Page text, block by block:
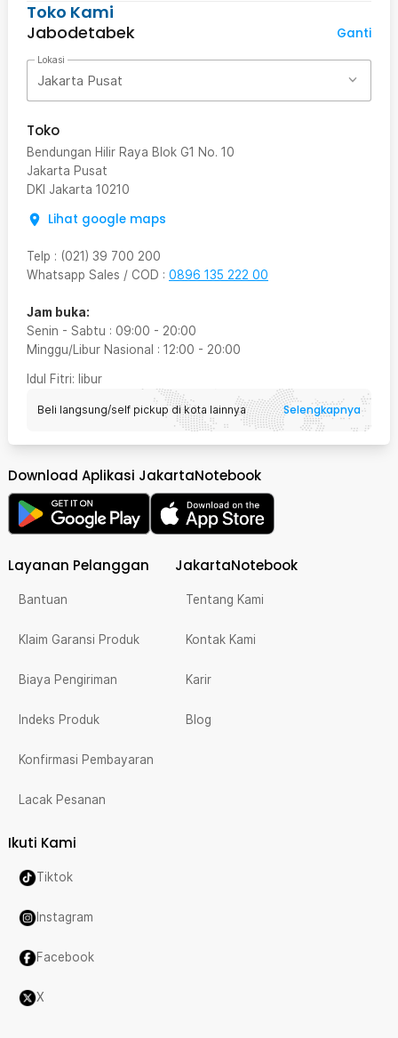
Toko Kami
Jabodetabek
Ganti
Lokasi
Jakarta Pusat
Toko
Bendungan Hilir Raya Blok G1 No. 10
Jakarta Pusat
DKI Jakarta 10210
Lihat google maps
Telp : (021) 39 700 200
Whatsapp Sales / COD : 0896 135 222 00
Jam buka:
Senin - Sabtu : 09:00 - 20:00
Minggu/Libur Nasional : 12:00 - 20:00
Idul Fitri: libur
Beli langsung/self pickup di kota lainnya Selengkapnya
Download Aplikasi JakartaNotebook
Layanan Pelanggan
Bantuan
Klaim Garansi Produk
Biaya Pengiriman
Indeks Produk
Konfirmasi Pembayaran
Lacak Pesanan
JakartaNotebook
Tentang Kami
Kontak Kami
Karir
Blog
Ikuti Kami
Tiktok
Instagram
Facebook
X